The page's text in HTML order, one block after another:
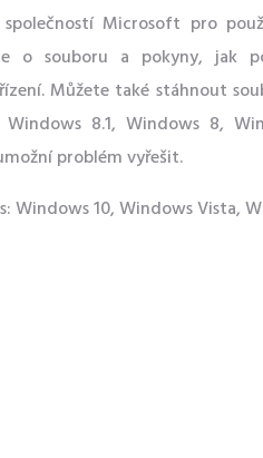
Microsoft pro
o souboru a pokyny, jak
Můžete také stáhnout
Windows 8.1, Windows 8,
problém vyřešit.
Windows 10, Windows Vista,